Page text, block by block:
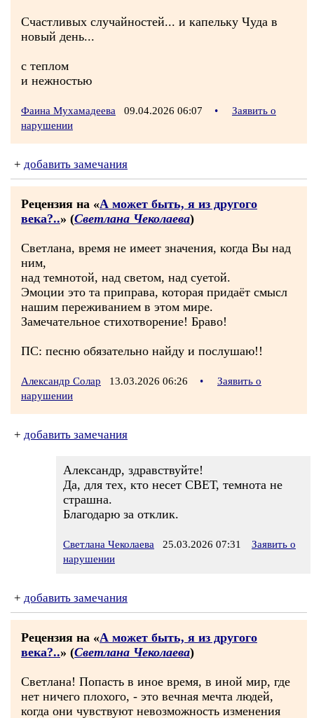
Счастливых случайностей... и капельку Чуда в
новый день...
с теплом
и нежностью
Фаина Мухамадеева 09.04.2026 06:07 •
Заявить о
нарушении
+ добавить замечания
Рецензия на «А может быть, я из другого
века?..» (Светлана Чеколаева)
Светлана, время не имеет значения, когда Вы над
ним,
над темнотой, над светом, над суетой.
Эмоции это та приправа, которая придаёт смысл
нашим переживанием в этом мире.
Замечательное стихотворение! Браво!
ПС: песню обязательно найду и послушаю!!
Александр Солар 13.03.2026 06:26 •
Заявить о
нарушении
+ добавить замечания
Александр, здравствуйте!
Да, для тех, кто несет СВЕТ, темнота не
страшна.
Благодарю за отклик.
Светлана Чеколаева 25.03.2026 07:31
Заявить о
нарушении
+ добавить замечания
Рецензия на «А может быть, я из другого
века?..» (Светлана Чеколаева)
Светлана! Попасть в иное время, в иной мир, где
нет ничего плохого, - это вечная мечта людей,
когда они чувствуют невозможность изменения